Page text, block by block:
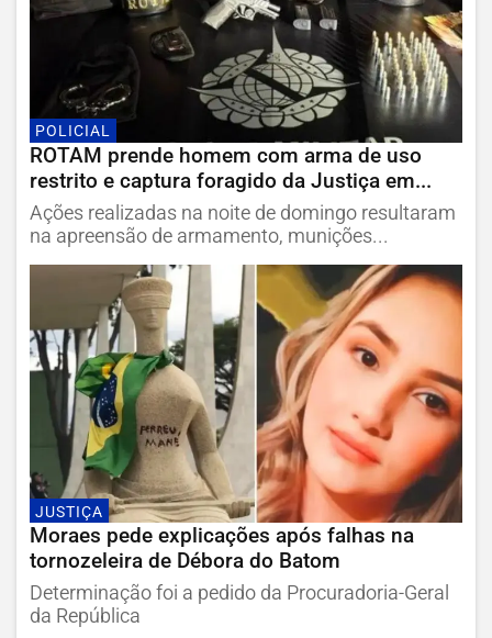
POLICIAL
ROTAM prende homem com arma de uso
restrito e captura foragido da Justiça em...
Ações realizadas na noite de domingo resultaram
na apreensão de armamento, munições...
JUSTIÇA
Moraes pede explicações após falhas na
tornozeleira de Débora do Batom
Determinação foi a pedido da Procuradoria-Geral
da República